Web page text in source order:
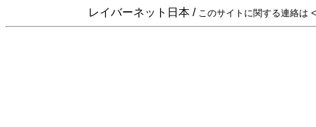
レイバーネット日本 / このサイトに関する連絡は